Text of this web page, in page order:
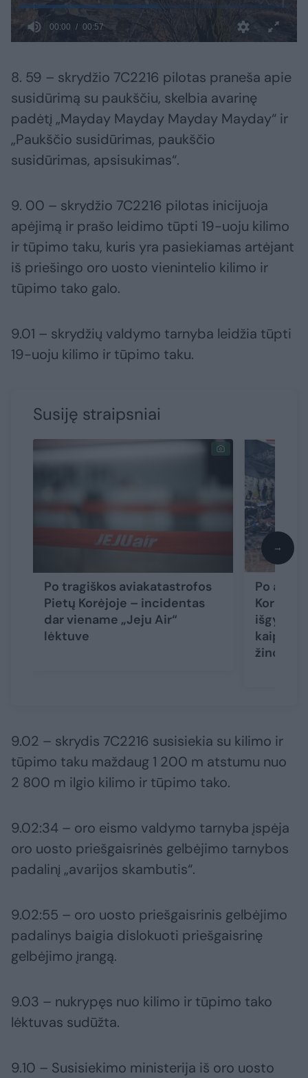
8. 59 – skrydžio 7C2216 pilotas praneša apie
susidūrimą su paukščiu, skelbia avarinę
padėtį „Mayday Mayday Mayday Mayday“ ir
„Paukščio susidūrimas, paukščio
susidūrimas, apsisukimas“.
9. 00 – skrydžio 7C2216 pilotas inicijuoja
apėjimą ir prašo leidimo tūpti 19-uoju kilimo
ir tūpimo taku, kuris yra pasiekiamas artėjant
iš priešingo oro uosto vienintelio kilimo ir
tūpimo tako galo.
9.01 – skrydžių valdymo tarnyba leidžia tūpti
19-uoju kilimo ir tūpimo taku.
Susiję straipsniai
Po tragiškos aviakatastrofos
Pietų Korėjoje – incidentas
dar viename „Jeju Air“
lėktuve
Po
kaip
žinoma
→
9.02 – skrydis 7C2216 susisiekia su kilimo ir
tūpimo taku maždaug 1 200 m atstumu nuo
2 800 m ilgio kilimo ir tūpimo tako.
9.02:34 – oro eismo valdymo tarnyba įspėja
oro uosto priešgaisrinės gelbėjimo tarnybos
padalinį „avarijos skambutis“.
9.02:55 – oro uosto priešgaisrinis gelbėjimo
padalinys baigia dislokuoti priešgaisrinę
gelbėjimo įrangą.
9.03 – nukrypęs nuo kilimo ir tūpimo tako
lėktuvas sudūžta.
9.10 – Susisiekimo ministerija iš oro uosto